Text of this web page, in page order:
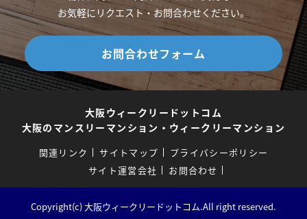
お気軽にリクエスト・お問合わせください。
お問合わせフォーム
大阪ウィークリードットコム
大阪のマンスリーマンション・ウィークリーマンション
関連リンク サイトマップ
プライバシーポリシー
サイト運営会社
お問合わせ
Copyright(c) 大阪ウィークリードットコム.All right reserved.